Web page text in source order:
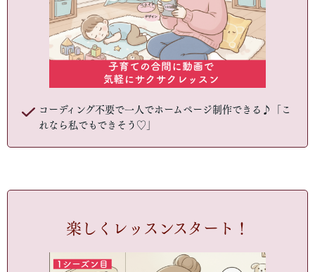
コーディング不要で一人でホームページ制作できる♪「こ
れなら私でもできそう♡」
楽しくレッスンスタート！